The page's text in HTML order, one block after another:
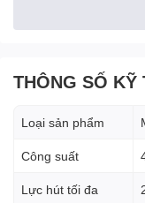
THÔNG SỐ KỸ
Loại sản phẩm
Công suất
Lực hút tối đa